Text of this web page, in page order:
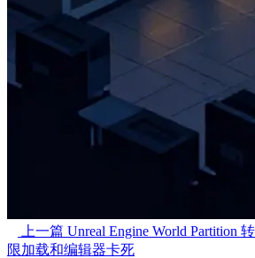
上一篇 Unreal Engine World Partition
限加载和编辑器卡死